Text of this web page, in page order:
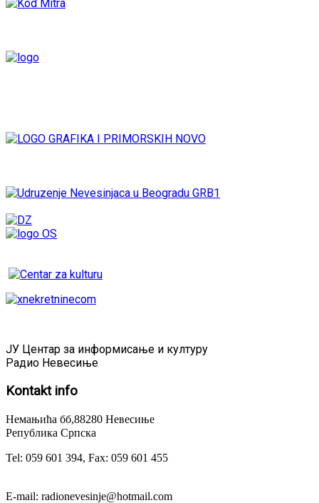
ЈУ Центар за информисање и културу
Радио Невесиње
Kontaktinfo
Немањића бб,88280 Невесиње
Република Српска
Tel: 059 601 394, Fax: 059 601 455
E-mail: radionevesinje@hotmail.com